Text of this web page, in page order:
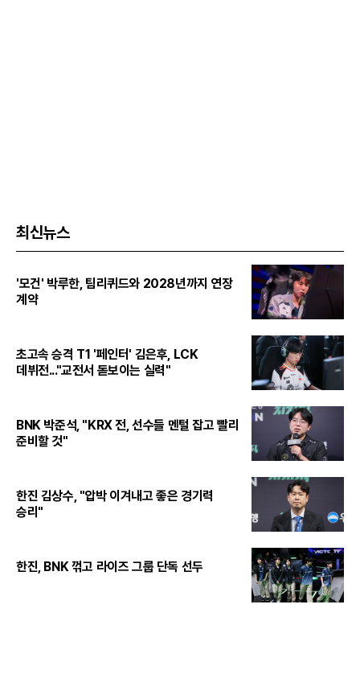
최신뉴스
'모건' 박루한, 팀리퀴드와 2028년까지 연장
계약
초고속 승격 T1 '페인터' 김은후, LCK
데뷔전..."교전서 돋보이는 실력"
BNK 박준석, "KRX 전, 선수들 멘털 잡고 빨리
준비할 것"
한진 김상수, "압박 이겨내고 좋은 경기력
승리"
한진, BNK 꺾고 라이즈 그룹 단독 선두